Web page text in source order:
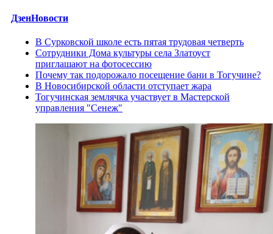
ДзенНовости
В Сурковской школе есть пятая трудовая четверть
Сотрудники Дома культуры села Златоуст
приглашают на фотосессию
Почему так подорожало посещение бани в Тогучине?
В Новосибирской области отступает жара
Тогучинская землячка участвует в Мастерской
управления "Сенеж"